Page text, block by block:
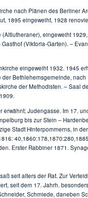
nach Plänen des Berliner
1895 eingeweiht, 1928
(Altlutheraner), eingeweiht
(Viktoria-Garten). –
eingeweiht 1932. 1945
der Bethlehemsgemeinde,
der Methodisten. – Saal
erwähnt; Judengasse. Im 17.
bis zur Stein –
Stadt Hinterpommerns, in
Erster Rabbiner 1871.
seit alters der Rat. Zur
seit dem 17. Jahrh.
Schmiede, daneben